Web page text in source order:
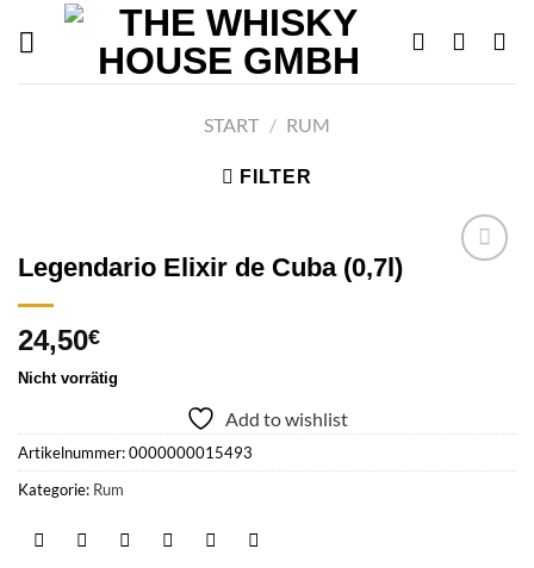
START / RUM
FILTER
Legendario Elixir de Cuba (0,7l)
24,50€
Nicht vorrätig
Add to wishlist
Artikelnummer:0000000015493
Kategorie: Rum